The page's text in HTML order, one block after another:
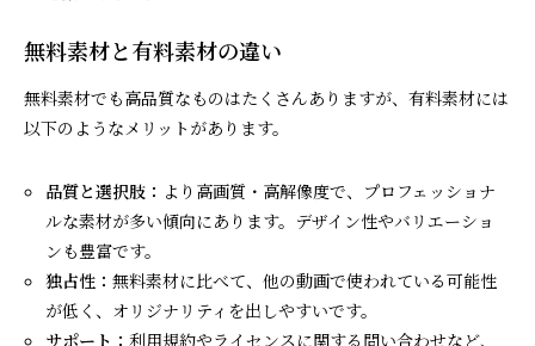
無料素材と有料素材の違い
無料素材でも高品質なものはたくさんありますが、有料素材には
以下のようなメリットがあります。
品質と選択肢： より高画質・高解像度で、プロフェッショナ
ルな素材が多い傾向にあります。デザイン性やバリエーショ
ンも豊富です。
独占性：無料素材に比べて、他の動画で使われている可能性
が低く、オリジナリティを出しやすいです。
サポート：利用規約やライセンスに関する問い合わせなど、